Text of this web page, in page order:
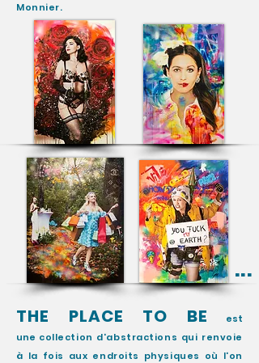
Monnier.
...
THE PLACE TO BE
est
une collection d'abstractions qui renvoie
à la fois aux endroits physiques où l'on